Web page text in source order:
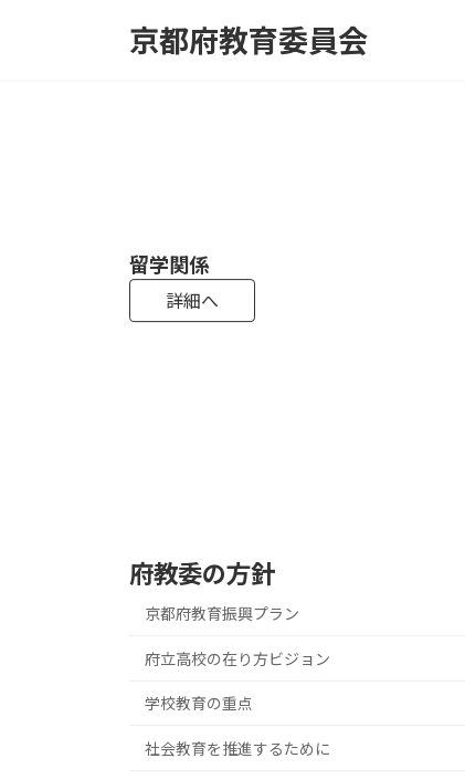
京都府教育委員会
教員採用試験
詳細へ
高校入試
詳細へ
留学関係
詳細へ
詳細へ
母校応援ふるさと寄附制度
詳細へ
遺贈・相続寄附
詳細へ
府教委の方針
京都府教育振興プラン
府立高校の在り方ビジョン
学校教育の重点
社会教育を推進するために